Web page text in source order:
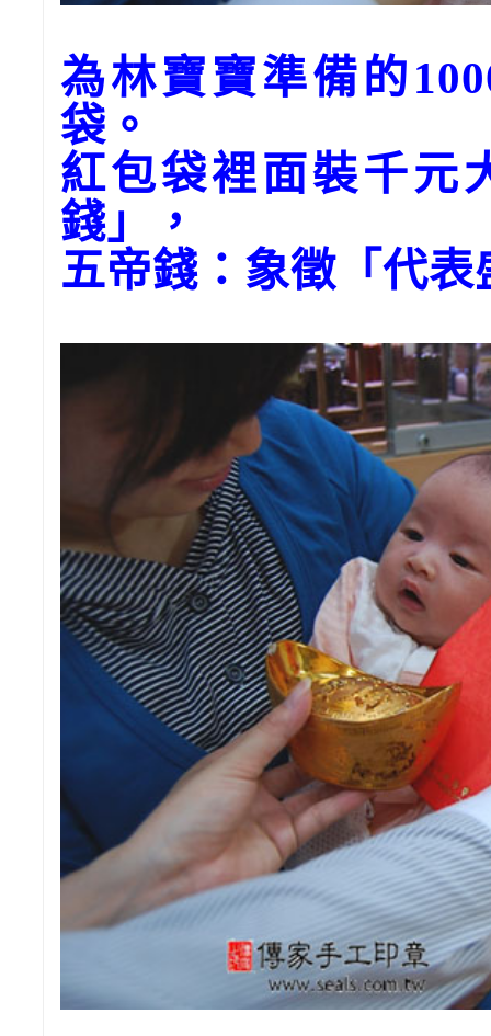
為林寶寶準備的
袋。
紅包袋裡面裝千元
錢」，
五帝錢：象徵「代